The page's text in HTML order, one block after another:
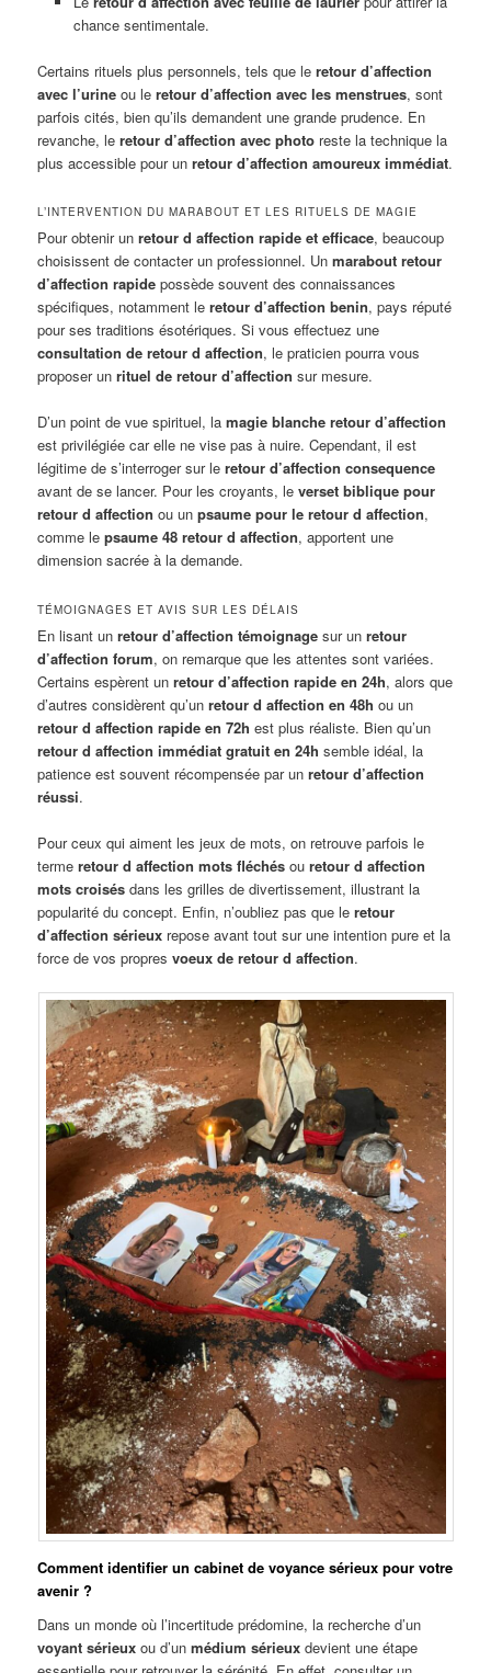
chance sentimentale.
Certains rituels plus personnels, tels que leretour d’affection
avec l’urine ou leretour d’affection avec les menstrues, sont
parfois cités, bien qu’ils demandent une grande prudence. En
revanche, leretour d’affection avec photo reste la technique la
plus accessible pour unretour d’affection amoureux immédiat.
L’INTERVENTION DU MARABOUT ET LES RITUELS DE MAGIE
Pour obtenir unretour d affection rapide et efficace, beaucoup
choisissent de contacter un professionnel. Unmarabout retour
d’affection rapide possède souvent des connaissances
spécifiques, notamment leretour d’affection benin, pays réputé
pour ses traditions ésotériques. Si vous effectuez une
consultation de retour d affection, le praticien pourra vous
proposer unrituel de retour d’affection sur mesure.
D’un point de vue spirituel, lamagie blanche retour d’affection
est privilégiée car elle ne vise pas à nuire. Cependant, il est
légitime de s’interroger sur leretour d’affection consequence
avant de se lancer. Pour les croyants, leverset biblique pour
retour d affection ou unpsaume pour le retour d affection,
comme lepsaume 48 retour d affection, apportent une
dimension sacrée à la demande.
TÉMOIGNAGES ET AVIS SUR LES DÉLAIS
En lisant unretour d’affection témoignage sur unretour
d’affection forum, on remarque que les attentes sont variées.
Certains espèrent unretour d’affection rapide en 24h, alors que
d’autres considèrent qu’unretour d affection en 48h ou un
retour d affection rapide en 72h est plus réaliste. Bien qu’un
retour d affection immédiat gratuit en 24h semble idéal, la
patience est souvent récompensée par unretour d’affection
réussi.
Pour ceux qui aiment les jeux de mots, on retrouve parfois le
termeretour d affection mots fléchés ouretour d affection
mots croisés dans les grilles de divertissement, illustrant la
popularité du concept. Enfin, n’oubliez pas que leretour
d’affection sérieux repose avant tout sur une intention pure et la
force de vos propresvoeux de retour d affection.
Comment identifier un cabinet de voyance sérieux pour votre
avenir ?
Dans un monde où l’incertitude prédomine, la recherche d’un
voyant sérieux ou d’unmédium sérieux devient une étape